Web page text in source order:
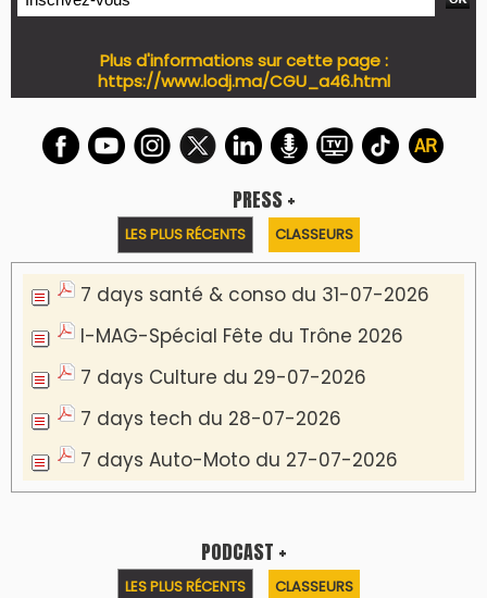
Plus d'informations sur cette page :
https://www.lodj.ma/CGU_a46.html
PRESS +
LES PLUS RÉCENTS CLASSEURS
7 days santé & conso du 31-07-2026
I-MAG-Spécial Fête du Trône 2026
7 days Culture du 29-07-2026
7 days tech du 28-07-2026
7 days Auto-Moto du 27-07-2026
PODCAST +
LES PLUS RÉCENTS CLASSEURS